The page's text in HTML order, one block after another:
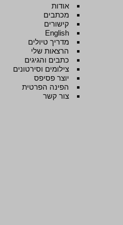
אודות
מכתבים
קישורים
English
מדריך טיולים
הרצאות שלי
כתבים והגיגים
צילומים וסירטונים
יוצר פסיפס
הפינה הפרטית
צור קשר